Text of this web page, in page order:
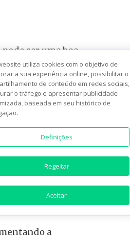
pode ser uma boa
com shampoo ou
por produtos
A eficácia ainda é a
a
utiliza cookies com o objetivo de
a sua experiência online, possibilitar o
de conteúdo em redes sociais,
o tráfego e apresentar publicidade
baseada em seu histórico de
Definições
Regeitar
Aceitar